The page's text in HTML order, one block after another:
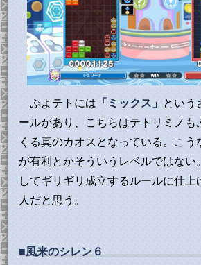
ぷよテトには 「ミックス」 という
ールがあり、こちらはテトリミノも
くる真のカオスとなっている。こう
が有利とかそういうレベルではない
してギリギリ成立するルールに仕上
人だと思う。
■風来のシレン６